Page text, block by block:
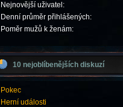
Nejnovější uživatel:
Denní průměr přihlášených:
Poměr mužů k ženám:
10 nejoblíbenějších diskuzí
Pokec
Herní události